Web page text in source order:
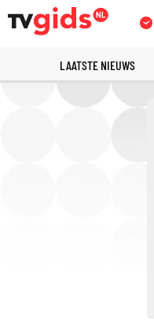
LAATSTE NIEUWS